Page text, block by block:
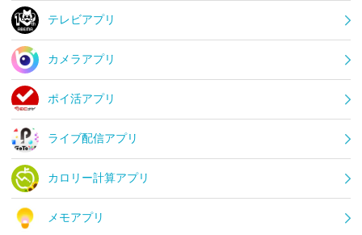
テレビアプリ
カメラアプリ
ポイ活アプリ
ライブ配信アプリ
カロリー計算アプリ
メモアプリ